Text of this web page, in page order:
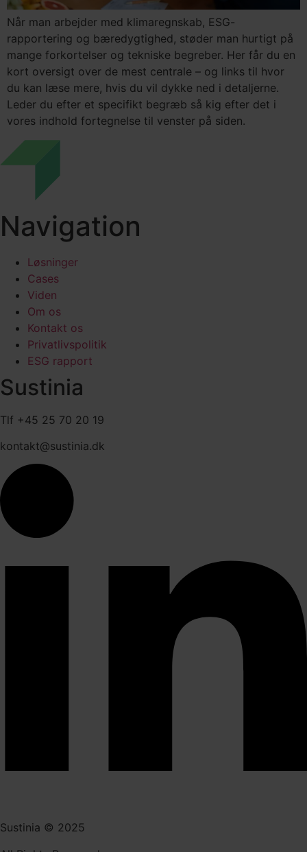
Når man arbejder med klimaregnskab, ESG-
rapportering og bæredygtighed, støder man hurtigt på
mange forkortelser og tekniske begreber. Her får du en
kort oversigt over de mest centrale – og links til hvor
du kan læse mere, hvis du vil dykke ned i detaljerne.
Leder du efter et specifikt begræb så kig efter det i
vores indhold fortegnelse til venster på siden.
Navigation
Løsninger
Cases
Viden
Om os
Kontakt os
Privatlivspolitik
ESG rapport
Sustinia
Tlf +45 25 70 20 19
kontakt@sustinia.dk
Sustinia © 2025